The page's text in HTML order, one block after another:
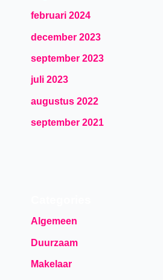
februari 2024
december 2023
september 2023
juli 2023
augustus 2022
september 2021
Algemeen
Duurzaam
Makelaar